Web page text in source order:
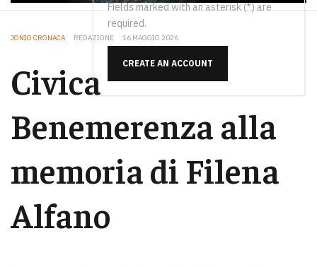
Fields marked with an asterisk (*) are
required.
CREATE AN ACCOUNT
JONIO CRONACA REDAZIONE 16 MAGGIO 2026
Civica
Benemerenza alla
memoria di Filena
Alfano